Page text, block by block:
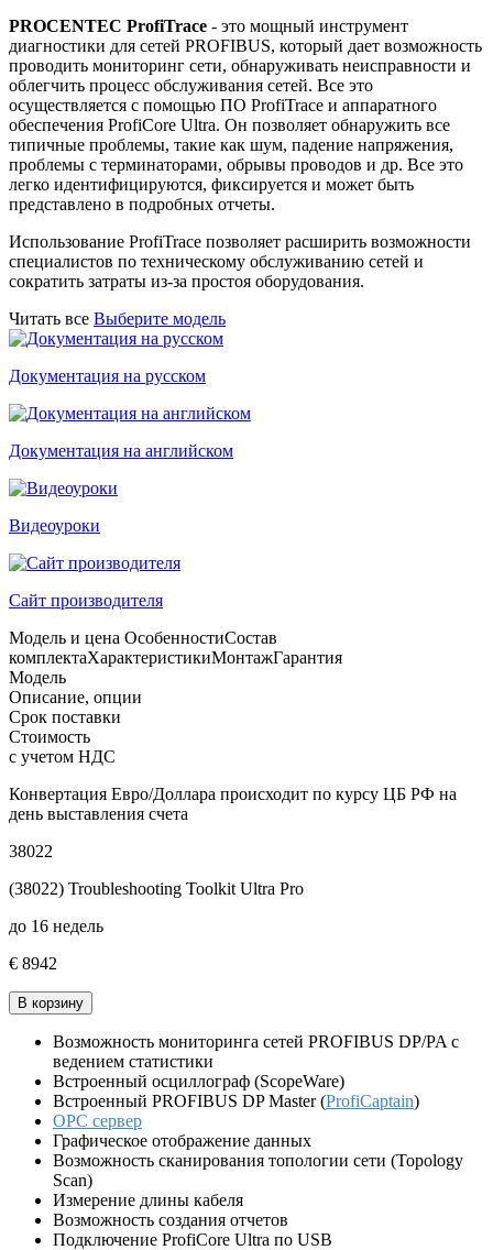
PROCENTEC ProfiTrace - это мощный инструмент
диагностики для сетей PROFIBUS, который дает возможность
проводить мониторинг сети, обнаруживать неисправности и
облегчить процесс обслуживания сетей. Все это
осуществляется с помощью ПО ProfiTrace и аппаратного
обеспечения ProfiCore Ultra. Он позволяет обнаружить все
типичные проблемы, такие как шум, падение напряжения,
проблемы с терминаторами, обрывы проводов и др. Все это
легко идентифицируются, фиксируется и может быть
представлено в подробных отчеты.
Использование ProfiTrace позволяет расширить возможности
специалистов по техническому обслуживанию сетей и
сократить затраты из-за простоя оборудования.
Читать все Выберите модель
Документация на русском
Документация на английском
Видеоуроки
Сайт производителя
Модель и цена ОсобенностиСостав
комплектаХарактеристикиМонтажГарантия
Модель
Описание, опции
Срок поставки
Стоимость
с учетом НДС
Конвертация Евро/Доллара происходит по курсу ЦБ РФ на
день выставления счета
38022
(38022) Troubleshooting Toolkit Ultra Pro
до 16 недель
€ 8942
В корзину
Возможность мониторинга сетей PROFIBUS DP/PA с
ведением статистики
Встроенный осциллограф (ScopeWare)
Встроенный PROFIBUS DP Master (ProfiCaptain)
OPC сервер
Графическое отображение данных
Возможность сканирования топологии сети (Topology
Scan)
Измерение длины кабеля
Возможность создания отчетов
Подключение ProfiCore Ultra по USB